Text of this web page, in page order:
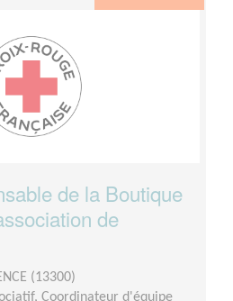
de la Boutique
de
(13300)
Coordinateur d'équipe